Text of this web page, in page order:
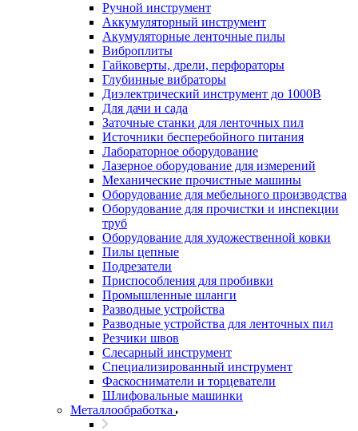
Ручной инструмент
Аккумуляторный инструмент
Акумуляторные ленточные пилы
Виброплиты
Гайковерты, дрели, перфораторы
Глубинные вибраторы
Диэлектрический инструмент до 1000В
Для дачи и сада
Заточные станки для ленточных пил
Источники бесперебойного питания
Лабораторное оборудование
Лазерное оборудование для измерений
Механические прочистные машины
Оборудование для мебельного производства
Оборудование для прочистки и инспекции
труб
Оборудование для художественной ковки
Пилы цепные
Подрезатели
Приспособления для пробивки
Промышленные шланги
Разводные устройства
Разводные устройства для ленточных пил
Резчики швов
Слесарный инструмент
Специализированный инструмент
Фаскосниматели и торцеватели
Шлифовальные машинки
Металлообработка